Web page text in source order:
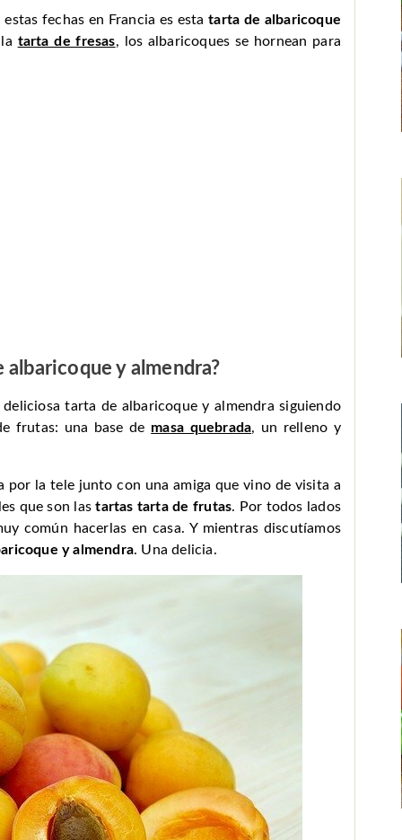
fechas en Francia es estatarta de albaricoque
tarta de fresas, los albaricoques se hornean para
y almendra?
tarta de albaricoque y almendra siguiendo
frutas: una base de masa quebrada, un relleno y
por la tele junto con una amiga que vino de visita a
que son lastartas tarta de frutas. Por todos lados
común hacerlas en casa. Y mientras discutíamos
y almendra. Una delicia.